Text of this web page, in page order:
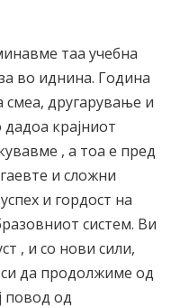
таа учебна
во иднина. Година
смеа, другарување и
крајниот
, а тоа е пред
и сложни
и гордост на
систем. Ви
, и со нови сили,
да продолжиме од
повод од